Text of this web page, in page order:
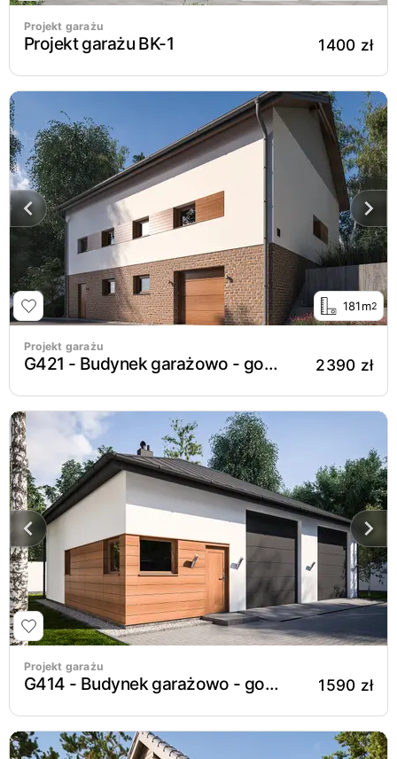
Projekt garażu
Projekt garażu BK-1 1400 zł
181m2
Projekt garażu
G421 - Budynek garażowo - gospodarczy 2390 zł
Projekt garażu
G414 - Budynek garażowo - gospodarczy 1590 zł